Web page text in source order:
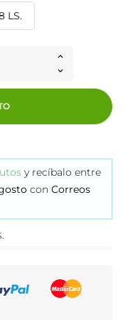
LS.
y recíbalo entre
con Correos